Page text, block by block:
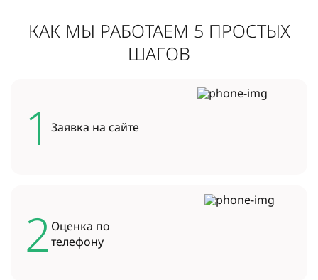
КАК МЫ РАБОТАЕМ 5 ПРОСТЫХ
ШАГОВ
1 Заявка на сайте
2 Оценка по
телефону